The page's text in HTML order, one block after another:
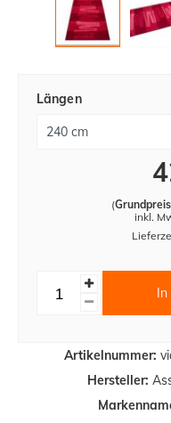
Artikelnummer:
Hersteller:
Längen
(
inkl.
In